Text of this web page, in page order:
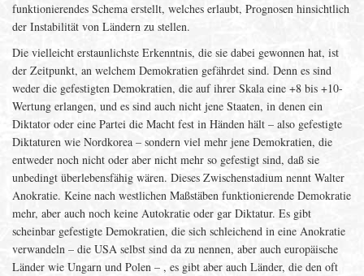
funktionierendes Schema erstellt, welches erlaubt, Prognosen hinsichtlich
der Instabilität von Ländern zu stellen.
Die vielleicht erstaunlichste Erkenntnis, die sie dabei gewonnen hat, ist
der Zeitpunkt, an welchem Demokratien gefährdet sind. Denn es sind
weder die gefestigten Demokratien, die auf ihrer Skala eine +8 bis +10-
Wertung erlangen, und es sind auch nicht jene Staaten, in denen ein
Diktator oder eine Partei die Macht fest in Händen hält – also gefestigte
Diktaturen wie Nordkorea – sondern viel mehr jene Demokratien, die
entweder noch nicht oder aber nicht mehr so gefestigt sind, daß sie
unbedingt überlebensfähig wären. Dieses Zwischenstadium nennt Walter
Anokratie. Keine nach westlichen Maßstäben funktionierende Demokratie
mehr, aber auch noch keine Autokratie oder gar Diktatur. Es gibt
scheinbar gefestigte Demokratien, die sich schleichend in eine Anokratie
verwandeln – die USA selbst sind da zu nennen, aber auch europäische
Länder wie Ungarn und Polen – , es gibt aber auch Länder, die den oft